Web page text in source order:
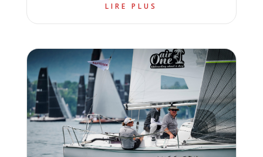
LIRE PLUS